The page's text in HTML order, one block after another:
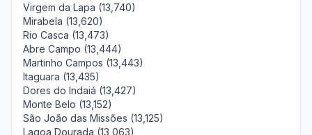
Virgem da Lapa (13,740)
Mirabela (13,620)
Rio Casca (13,473)
Abre Campo (13,444)
Martinho Campos (13,443)
Itaguara (13,435)
Dores do Indaiá (13,427)
Monte Belo (13,152)
São João das Missões (13,125)
Lagoa Dourada (13,063)